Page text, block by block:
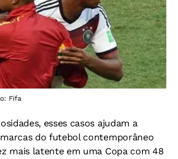
Fifa
esses casos ajudam a
do futebol contemporâneo
mais latente em uma Copa com 48